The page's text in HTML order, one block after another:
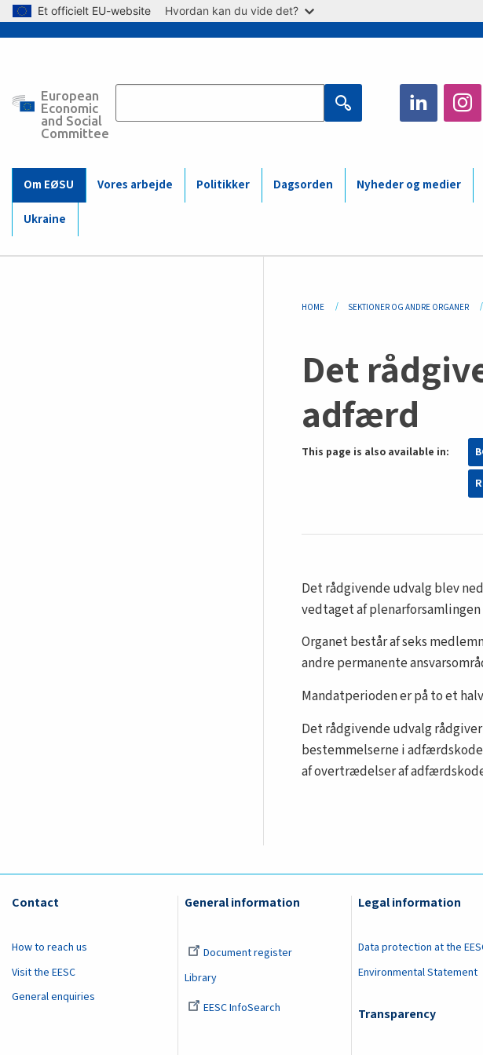
Skip to main content
Et officielt EU-website Hvordan kan du vide det?
European
Economic
and Social
Committee Main
(Mobile)
Om EØSU Vores arbejde Politikker Dagsorden Nyheder og medier
Ukraine
Breadcrumb
HOME SEKTIONER OG ANDRE ORGANER
Det
adfærd
This page is also available in:
Det rådgivende udvalg blev
vedtaget af plenarforsamlingen
Organet består af seks
andre permanente
Mandatperioden er på to et
Det rådgivende udvalg
bestemmelserne i
af overtrædelser af
Contact
How to reach us
Visit the EESC
General enquiries
General information
Document register
Library
EESC InfoSearch
Legal information
Data protection at the
Environmental Statement
Transparency